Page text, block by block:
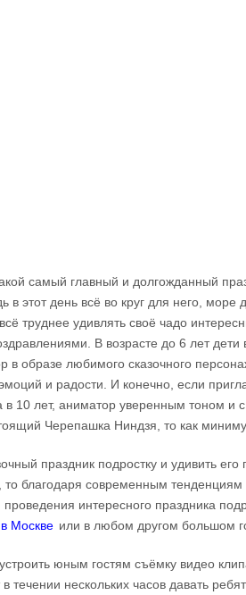
самый главный и долгожданный
в этот день всё во круг для него,
труднее удивлять своё чадо
В возрасте до 6 лет дети
в образе любимого сказочного
и радости. И конечно, если
в 10 лет, аниматор уверенным тоном и
Черепашка Ниндзя, то как
праздник подростку и удивить
то благодаря современным
интересного праздника
Москве или в любом другом большом
юным гостям съёмку видео
течении нескольких часов давать